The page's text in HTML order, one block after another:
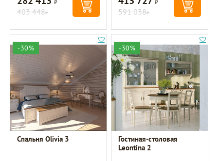
403 448Р 591 038Р
-30%
Спальня Olivia 3
-30%
Гостиная-столовая
Leontina 2